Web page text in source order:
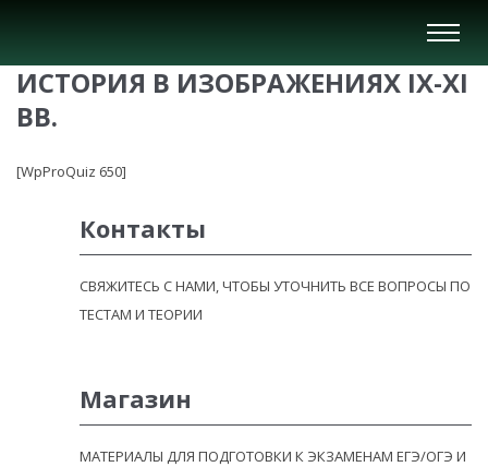
Вкл/
Выкл
ИСТОРИЯ В ИЗОБРАЖЕНИЯХ IX-XI
ВВ.
[WpProQuiz 650]
Контакты
СВЯЖИТЕСЬ С НАМИ, ЧТОБЫ УТОЧНИТЬ ВСЕ ВОПРОСЫ ПО
ТЕСТАМ И ТЕОРИИ
Магазин
МАТЕРИАЛЫ ДЛЯ ПОДГОТОВКИ К ЭКЗАМЕНАМ ЕГЭ/ОГЭ И